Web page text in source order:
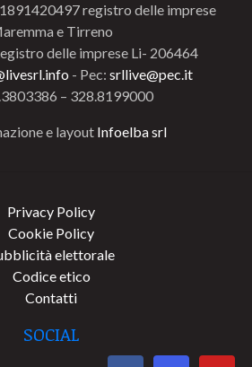
registro delle imprese
e Tirreno
delle imprese Li- 206464
- Pec: srllive@pec.it
– 328.8199000
e layout Infoelba srl
Privacy Policy
Cookie Policy
elettorale
Codice etico
Contatti
SOCIAL